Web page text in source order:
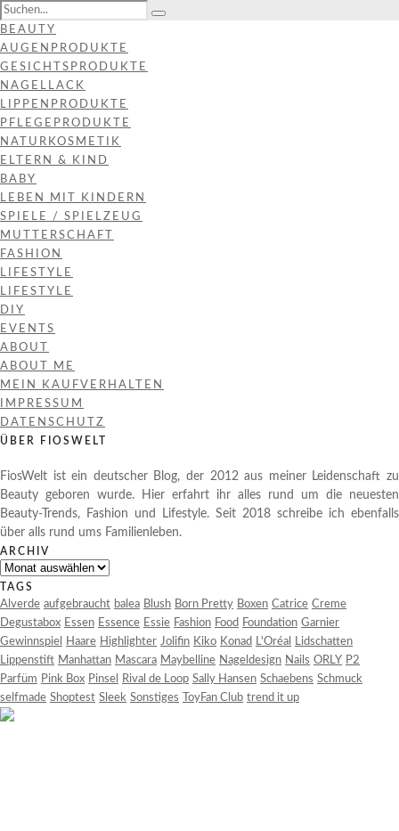
BEAUTY
AUGENPRODUKTE
GESICHTSPRODUKTE
NAGELLACK
LIPPENPRODUKTE
PFLEGEPRODUKTE
NATURKOSMETIK
ELTERN & KIND
BABY
LEBEN MIT KINDERN
SPIELE / SPIELZEUG
MUTTERSCHAFT
FASHION
LIFESTYLE
LIFESTYLE
DIY
EVENTS
ABOUT
ABOUT ME
MEIN KAUFVERHALTEN
IMPRESSUM
DATENSCHUTZ
ÜBER FIOSWELT
FiosWelt ist ein deutscher Blog, der 2012 aus meiner Leidenschaft zu
Beauty geboren wurde. Hier erfahrt ihr alles rund um die neuesten
Beauty-Trends, Fashion und Lifestyle. Seit 2018 schreibe ich ebenfalls
über alls rund ums Familienleben.
ARCHIV
Archiv
TAGS
Alverde aufgebraucht balea Blush Born Pretty Boxen Catrice Creme
Degustabox Essen Essence Essie Fashion Food Foundation Garnier
Gewinnspiel
Haare Highlighter Jolifin Kiko Konad L'Oréal
Lidschatten
Lippenstift Manhattan Mascara Maybelline Nageldesign Nails ORLY P2
Parfüm Pink Box Pinsel Rival de Loop Sally Hansen Schaebens Schmuck
selfmade Shoptest Sleek Sonstiges ToyFan Club trend it up